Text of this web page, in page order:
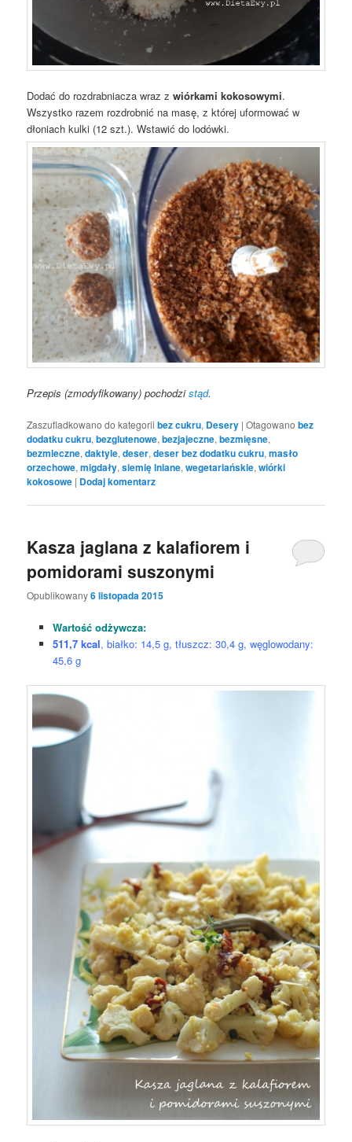
Dodać do rozdrabniacza wraz zwiórkami kokosowymi.
Wszystko razem rozdrobnić na masę, z której uformować w
dłoniach kulki (12 szt.). Wstawić do lodówki.
Przepis (zmodyfikowany) pochodzistąd.
Zaszufladkowano do kategorii bez cukru, Desery |Otagowano bez
dodatku cukru,bezglutenowe,bezjajeczne,bezmięsne,
bezmleczne,daktyle,deser,deser bez dodatku cukru,masło
orzechowe,migdały,siemię lniane,wegetariańskie,wiórki
kokosowe | Dodaj komentarz
Kasza jaglana z kalafiorem i
pomidorami suszonymi
Opublikowany6 listopada 2015
Wartość odżywcza:
511,7 kcal, białko: 14,5 g, tłuszcz: 30,4 g, węglowodany:
45,6 g